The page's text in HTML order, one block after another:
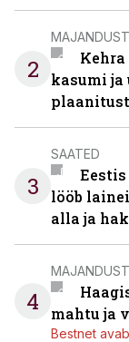
2
kasumi ja
3
SAATED
lööb
alla ja
4
mahtu ja
Bestnet